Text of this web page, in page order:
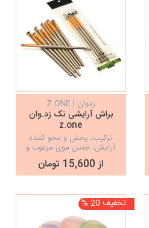
زدوان | Z.ONE
براش آرایشی تک زد.وان
z.one
ترکیب، پخش و محو کننده
آرایش، جنس موی مرغوب و
متراکم، نرم و لطیف بدون زبری
از 15,600 تومان
تخفیف 20 %